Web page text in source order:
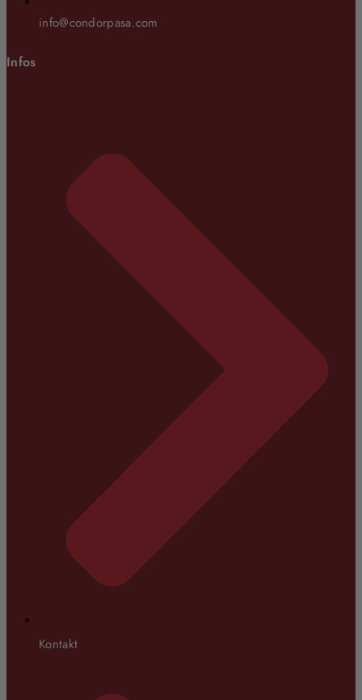
info@condorpasa.com
Infos
Kontakt